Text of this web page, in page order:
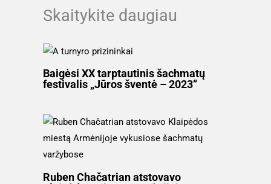
Skaitykite daugiau
Baigėsi XX tarptautinis šachmatų
festivalis „Jūros šventė – 2023”
Ruben Chačatrian atstovavo